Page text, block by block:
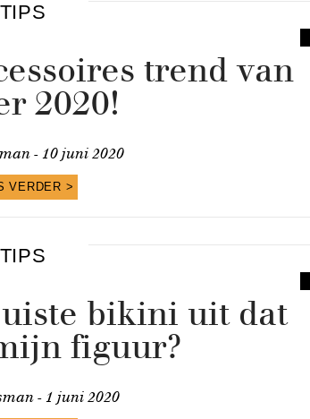
TIPS
trend van
2020!
- 10 juni 2020
VERDER >
TIPS
bikini uit dat
figuur?
- 1 juni 2020